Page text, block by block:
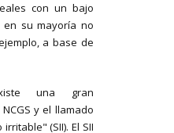
con un bajo
en su mayoría no
a base de
una gran
y el llamado
(SII). El SII